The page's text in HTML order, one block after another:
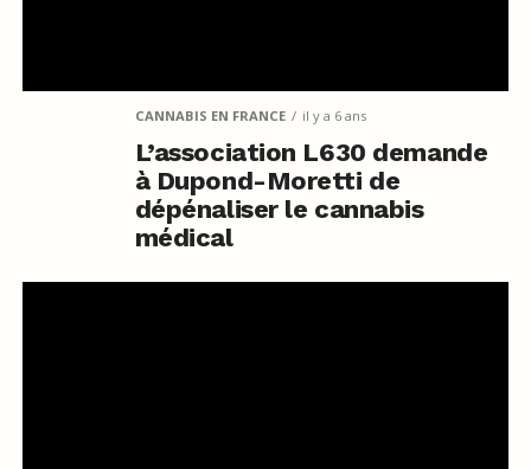
CANNABIS EN FRANCE il y a 6 ans
L’association L630 demande
à Dupond-Moretti de
dépénaliser le cannabis
médical